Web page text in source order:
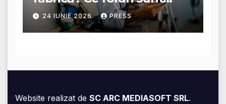
disponibile și ce presupun
acestea
24 IUNIE 2026 PRESS
Website realizat de SC ARC MEDIASOFT SRL.